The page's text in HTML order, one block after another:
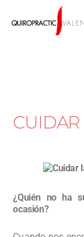
¿Quién no ha
ocasión?